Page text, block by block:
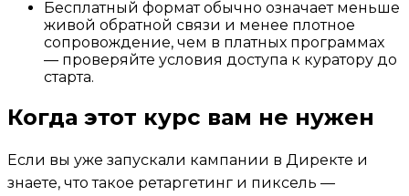
Бесплатный формат обычно означает меньше
живой обратной связи и менее плотное
сопровождение, чем в платных программах
— проверяйте условия доступа к куратору до
старта.
Когда этот курс вам не нужен
Если вы уже запускали кампании в Директе и
знаете, что такое ретаргетинг и пиксель —